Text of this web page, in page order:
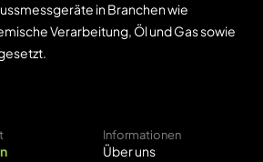
in Branchen wie
Verarbeitung, Öl und Gas sowie
Informationen
Über uns